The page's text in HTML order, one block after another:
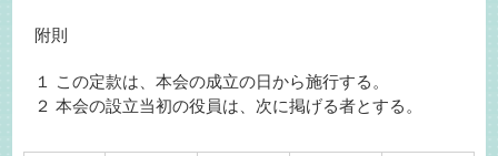
附則
１ この定款は、本会の成立の日から施行する。
２ 本会の設立当初の役員は、次に掲げる者とする。